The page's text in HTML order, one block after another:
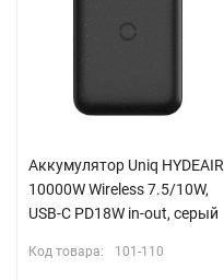
Аккумулятор Uniq HYDEAIR
10000W Wireless 7.5/10W,
USB-C PD18W in-out, серый
Код товара: 101-110